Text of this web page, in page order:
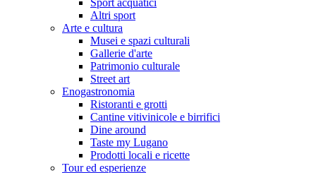
Sport acquatici
Altri sport
Arte e cultura
Musei e spazi culturali
Gallerie d'arte
Patrimonio culturale
Street art
Enogastronomia
Ristoranti e grotti
Cantine vitivinicole e birrifici
Dine around
Taste my Lugano
Prodotti locali e ricette
Tour ed esperienze